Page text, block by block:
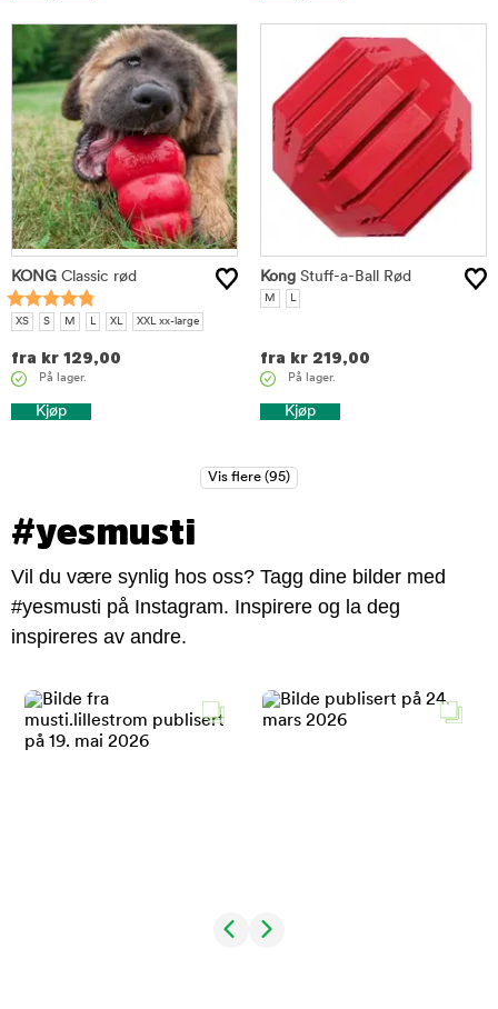
KONG Classic rød
XS S M L XL XXL xx-large
fra kr 129,00
På lager.
Kjøp
Kong Stuff-a-Ball Rød
M L
fra kr 219,00
På lager.
Kjøp
#yesmusti
Vil du være synlig hos oss? Tagg dine bilder med
#yesmusti på Instagram. Inspirere og la deg
inspireres av andre.